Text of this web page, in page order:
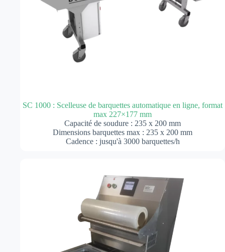
SC 1000 : Scelleuse de barquettes automatique en ligne, format
max 227×177 mm
Capacité de soudure : 235 x 200 mm
Dimensions barquettes max : 235 x 200 mm
Cadence : jusqu'à 3000 barquettes/h